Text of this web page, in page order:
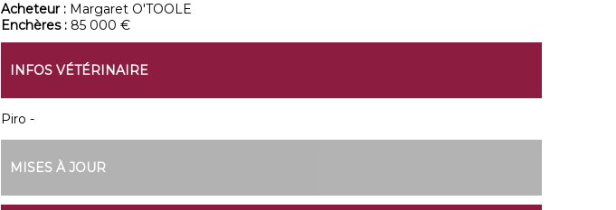
Acheteur : Margaret O'TOOLE
Enchères : 85 000 €
INFOS VÉTÉRINAIRE
Piro -
MISES À JOUR